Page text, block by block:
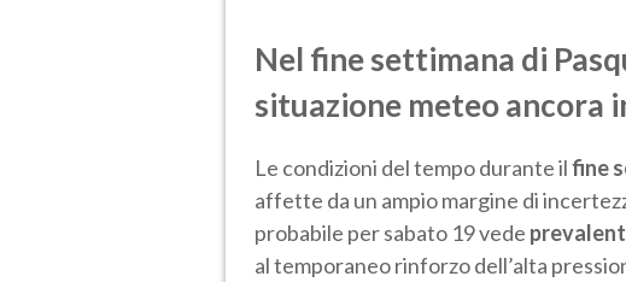
Nel fine settimana di
situazione meteo ancora
Le condizioni del tempo durante ilfine
affette da un ampio margine di
probabile per sabato 19 vede
al temporaneo rinforzo dell’alta